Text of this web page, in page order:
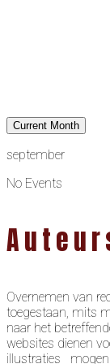
Current Month
september
No Events
Overnemen van
toegestaan, mits
naar het
websites dienen
illustraties mogen